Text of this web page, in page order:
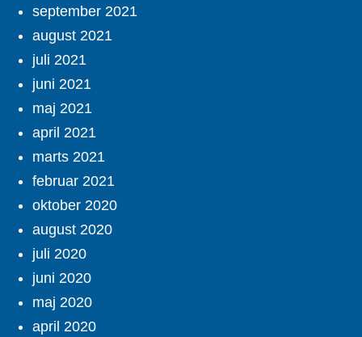
september 2021
august 2021
juli 2021
juni 2021
maj 2021
april 2021
marts 2021
februar 2021
oktober 2020
august 2020
juli 2020
juni 2020
maj 2020
april 2020